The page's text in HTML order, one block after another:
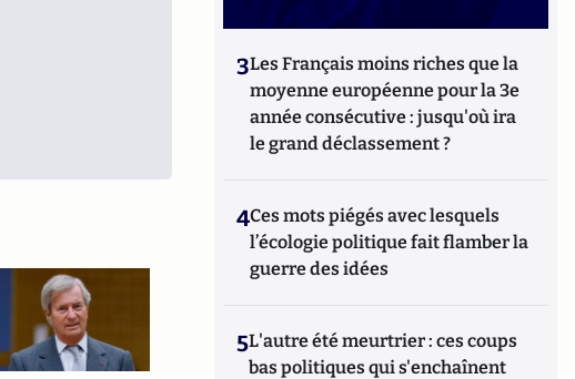
3Les Français moins riches que la
moyenne européenne pour la 3e
année consécutive : jusqu'où ira
le grand déclassement ?
4Ces mots piégés avec lesquels
l’écologie politique fait flamber la
guerre des idées
5L'autre été meurtrier : ces coups
bas politiques qui s'enchaînent